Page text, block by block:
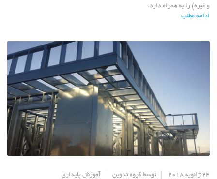
و غیره) را به همراه دارد.
ادامه مطلب
24 ژانویه 2018 توسط گروه تدوین
آموزش پایداری